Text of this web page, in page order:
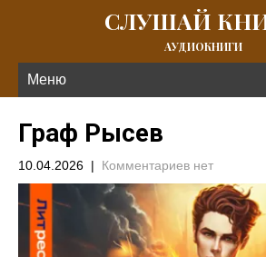
СЛУШАЙ
АУДИОКНИГИ
Меню
Граф Рысев
10.04.2026 | Комментариев нет